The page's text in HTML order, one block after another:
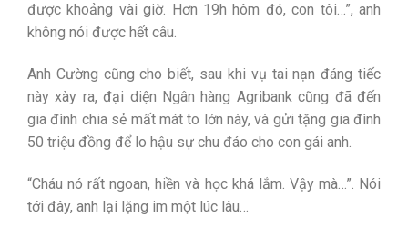
được khoảng vài giờ. Hơn 19h hôm đó, con tôi…”, anh
không nói được hết câu.
Anh Cường cũng cho biết, sau khi vụ tai nạn đáng tiếc
này xày ra, đại diện Ngân hàng Agribank cũng đã đến
gia đình chia sẻ mất mát to lớn này, và gửi tặng gia đình
50 triệu đồng để lo hậu sự chu đáo cho con gái anh.
“Cháu nó rất ngoan, hiền và học khá lắm. Vậy mà…”. Nói
tới đây, anh lại lặng im một lúc lâu…